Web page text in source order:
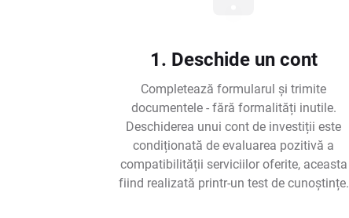
1. Deschide un cont
Completează formularul și trimite
documentele - fără formalități inutile.
Deschiderea unui cont de investiții este
condiționată de evaluarea pozitivă a
compatibilității serviciilor oferite, aceasta
fiind realizată printr-un test de cunoștințe.